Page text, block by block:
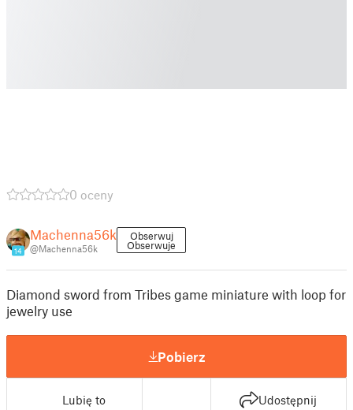
0 oceny
14
Machenna56k
@Machenna56k
Obserwuj
Obserwuje
Diamond sword from Tribes game miniature with loop for
jewelry use
Pobierz
Lubię to Udostępnij